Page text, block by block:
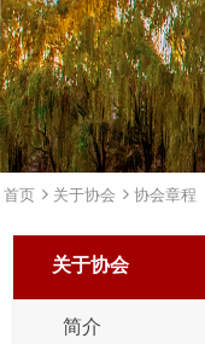
首页 关于协会 协会章程
关于协会
简介